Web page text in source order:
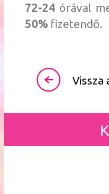
72-24 órával
50% fizetendő.
Vissza